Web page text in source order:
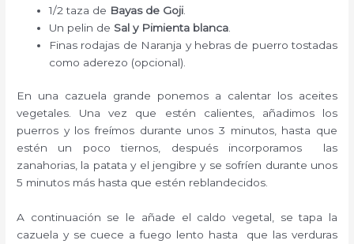
1/2 taza de Bayas de Goji
Un pelin de Sal y Pimienta blanca
Finas rodajas de Naranja y hebras de puerro tostadas
como aderezo (opcional).
En una cazuela grande ponemos a calentar los aceites
vegetales. Una vez que estén calientes, añadimos los
puerros y los freímos durante unos 3 minutos, hasta que
estén un poco tiernos, después incorporamos las
zanahorias, la patata y el jengibre y se sofríen durante unos
5 minutos más hasta que estén reblandecidos.
A continuación se le añade el caldo vegetal, se tapa la
cazuela y se cuece a fuego lento hasta que las verduras